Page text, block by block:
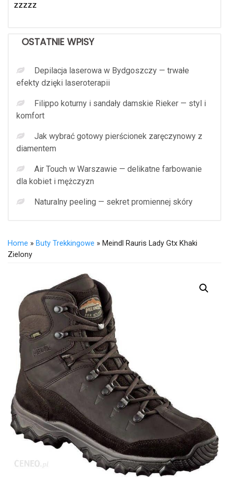
zzzzz
OSTATNIE WPISY
Depilacja laserowa w Bydgoszczy — trwałe
efekty dzięki laseroterapii
Filippo koturny i sandały damskie Rieker — styl i
komfort
Jak wybrać gotowy pierścionek zaręczynowy z
diamentem
Air Touch w Warszawie — delikatne farbowanie
dla kobiet i mężczyzn
Naturalny peeling — sekret promiennej skóry
Home » Buty Trekkingowe » Meindl Rauris Lady Gtx Khaki
Zielony